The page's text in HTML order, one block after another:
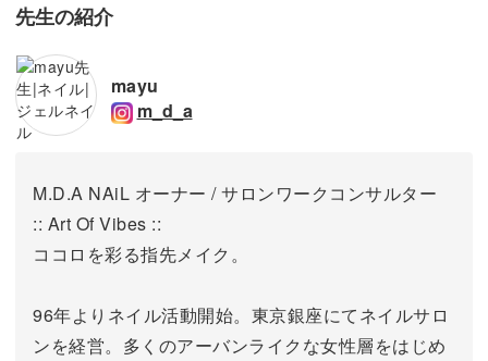
先生の紹介
mayu
m_d_a
M.D.A NAiL オーナー / サロンワークコンサルター
:: Art Of Vibes ::
ココロを彩る指先メイク。
96年よりネイル活動開始。東京銀座にてネイルサロ
ンを経営。 多くのアーバンライクな女性層をはじめ